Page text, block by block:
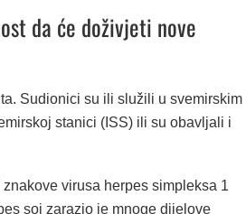
da će doživjeti nove
Sudionici su ili služili u svemirskim
stanici (ISS) ili su obavljali i
virusa herpes simpleksa 1
soj zarazio je mnoge dijelove